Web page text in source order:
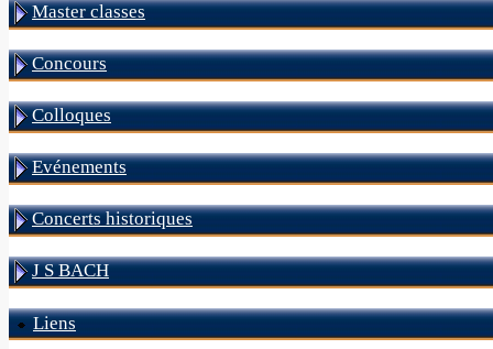
Master classes
Concours
Colloques
Evénements
Concerts historiques
J S BACH
Liens